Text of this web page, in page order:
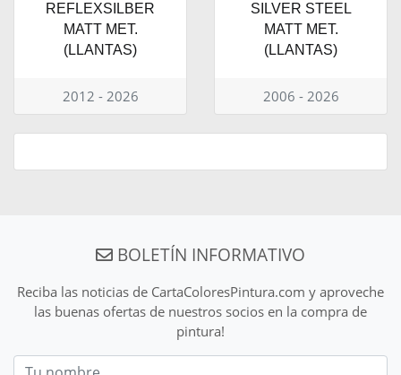
REFLEXSILBER
MATT MET.
(LLANTAS)
2012 - 2026
SILVER STEEL
MATT MET.
(LLANTAS)
2006 - 2026
BOLETÍN INFORMATIVO
Reciba las noticias de CartaColoresPintura.com y aproveche
las buenas ofertas de nuestros socios en la compra de
pintura!
Nom